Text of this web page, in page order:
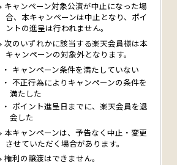
キャンペーン対象公演が中止になった場
合、本キャンペーンは中止となり、ポイ
ントの進呈は行われません。
次のいずれかに該当する楽天会員様は本
キャンペーンの対象外となります。
キャンペーン条件を満たしていない
不正行為によりキャンペーンの条件を
満たした
ポイント進呈日までに、楽天会員を退
会した
本キャンペーンは、予告なく中止・変更
させていただく場合があります。
権利の譲渡はできません。